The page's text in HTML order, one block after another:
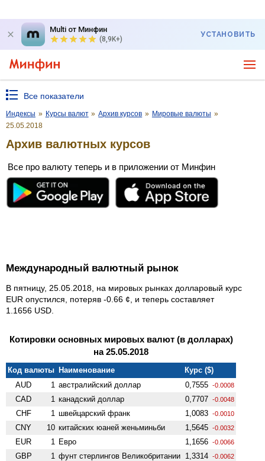
Multi от Минфин
(8,9K+)
УСТАНОВИТЬ
Все показатели
Индексы » Курсы валют » Архив курсов » Мировые валюты »
25.05.2018
Архив валютных курсов
Все про валюту теперь и в приложении от Минфин
Международный валютный рынок
В пятницу, 25.05.2018, на мировых рынках долларовый курс
EUR опустился, потеряв -0.66 ¢, и теперь составляет
1.1656 USD.
Котировки основных мировых валют (в долларах)
на 25.05.2018
Код валюты Наименование
Курс ($)
AUD
1 австралийский доллар 0,7555 -0.0008
CAD 1 канадский доллар 0,7707 -0.0048
CHF 1 швейцарский франк 1,0083 -0.0010
CNY 10 китайских юаней женьминьби 1,5645 -0.0032
EUR 1 Евро 1,1656 -0.0066
GBP 1 фунт стерлингов Велико­британии 1,3314 -0.0062